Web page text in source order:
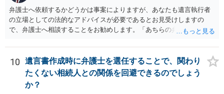
弁護士へ依頼するかどうかは事案によりますが、あなたも遺言執行者
の立場としての法的なアドバイスが必要であるとお見受けしますの
で、弁護士へ相談することをお勧めします。「あちらの弁護士」（元
誘導しかしてこないと思います。
10
遺言書作成時に弁護士を選任することで、関わり
たくない相続人との関係を回避できるのでしょう
か？